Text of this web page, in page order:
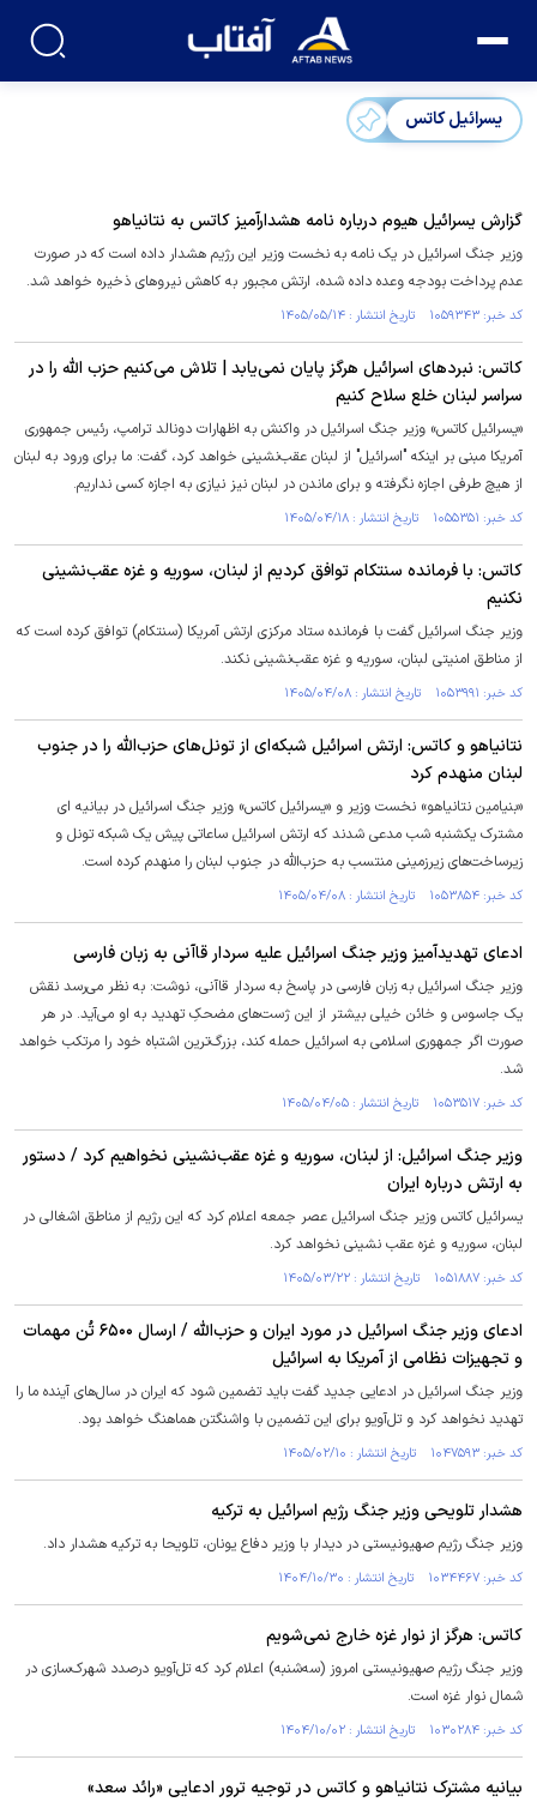
یسرائیل کاتس
گزارش یسرائیل هیوم درباره نامه هشدارآمیز کاتس به نتانیاهو
وزیر جنگ اسرائیل در یک نامه به نخست وزیر این رژیم هشدار داده است که در صورت
عدم پرداخت بودجه وعده داده شده، ارتش مجبور به کاهش نیرو‌های ذخیره خواهد شد.
کد خبر: ۱۰۵۹۳۴۳ تاریخ انتشار : ۱۴۰۵/۰۵/۱۴
کاتس: نبرد‌های اسرائیل هرگز پایان نمی‌یابد | تلاش می‌کنیم حزب الله را در
سراسر لبنان خلع سلاح کنیم
«یسرائیل کاتس» وزیر جنگ اسرائیل در واکنش به اظهارات دونالد ترامپ، رئیس جمهوری
آمریکا مبنی بر اینکه "اسرائیل" از لبنان عقب‌نشینی خواهد کرد، گفت: ما برای ورود به لبنان
از هیچ طرفی اجازه نگرفته و برای ماندن در لبنان نیز نیازی به اجازه کسی نداریم.
کد خبر: ۱۰۵۵۳۵۱ تاریخ انتشار : ۱۴۰۵/۰۴/۱۸
کاتس: با فرمانده سنتکام توافق کردیم از لبنان، سوریه و غزه عقب‌نشینی
نکنیم
وزیر جنگ اسرائیل گفت با فرمانده ستاد مرکزی ارتش آمریکا (سنتکام) توافق کرده است که
از مناطق امنیتی لبنان، سوریه و غزه عقب‌نشینی نکند.
کد خبر: ۱۰۵۳۹۹۱ تاریخ انتشار : ۱۴۰۵/۰۴/۰۸
نتانیاهو و کاتس: ارتش اسرائیل شبکه‌ای از تونل‌های حزب‌الله را در جنوب
لبنان منهدم کرد
«بنیامین نتانیاهو» نخست وزیر و «یسرائیل کاتس» وزیر جنگ اسرائیل در بیانیه ای
مشترک یکشنبه شب مدعی شدند که ارتش اسرائیل ساعاتی پیش یک شبکه تونل و
زیرساخت‌های زیرزمینی منتسب به حزب‌الله در جنوب لبنان را منهدم کرده است.
کد خبر: ۱۰۵۳۸۵۴ تاریخ انتشار : ۱۴۰۵/۰۴/۰۸
ادعای تهدیدآمیز وزیر جنگ اسرائیل علیه سردار قاآنی به زبان فارسی
وزیر جنگ اسرائیل به زبان فارسی در پاسخ به سردار قاآنی، نوشت: به نظر می‌رسد نقش
یک جاسوس و خائن خیلی بیشتر از این ژست‌های مضحکِ تهدید به او می‌آید. در هر
صورت اگر جمهوری اسلامی به اسرائیل حمله کند، بزرگ‌ترین اشتباه خود را مرتکب خواهد
شد.
کد خبر: ۱۰۵۳۵۱۷ تاریخ انتشار : ۱۴۰۵/۰۴/۰۵
وزیر جنگ اسرائیل: از لبنان، سوریه و غزه عقب‌نشینی نخواهیم کرد / دستور
به ارتش درباره ایران
یسرائیل کاتس وزیر جنگ اسرائیل عصر جمعه اعلام کرد که این رژیم از مناطق اشغالی در
لبنان، سوریه و غزه عقب نشینی نخواهد کرد.
کد خبر: ۱۰۵۱۸۸۷ تاریخ انتشار : ۱۴۰۵/۰۳/۲۲
ادعای وزیر جنگ اسرائیل در مورد ایران و حزب‌الله / ارسال ۶۵۰۰ تُن مهمات
و تجهیزات نظامی از آمریکا به اسرائیل
وزیر جنگ اسرائیل در ادعایی جدید گفت باید تضمین شود که ایران در سال‌های آینده ما را
تهدید نخواهد کرد و تل‌آویو برای این تضمین با واشنگتن هماهنگ خواهد بود.
کد خبر: ۱۰۴۷۵۹۳ تاریخ انتشار : ۱۴۰۵/۰۲/۱۰
هشدار تلویحی وزیر جنگ رژیم اسرائیل به ترکیه
وزیر جنگ رژیم صهیونیستی در دیدار با وزیر دفاع یونان، تلویحا به ترکیه هشدار داد.
کد خبر: ۱۰۳۴۴۶۷ تاریخ انتشار : ۱۴۰۴/۱۰/۳۰
کاتس: هرگز از نوار غزه خارج نمی‌شویم
وزیر جنگ رژیم صهیونیستی امروز (سه‌شنبه) اعلام کرد که تل‌آویو درصدد شهرک‌سازی در
شمال نوار غزه است.
کد خبر: ۱۰۳۰۲۸۴ تاریخ انتشار : ۱۴۰۴/۱۰/۰۲
بیانیه مشترک نتانیاهو و کاتس در توجیه ترور ادعایی «رائد سعد»